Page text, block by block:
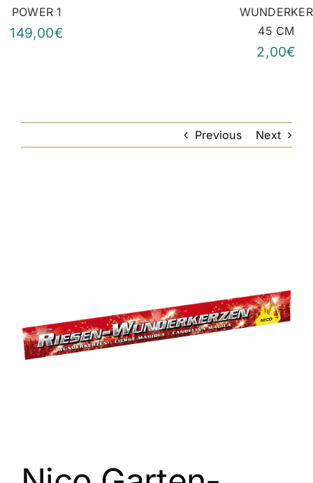
POWER 1
149,00€
45 CM
2,00€
Previous Next